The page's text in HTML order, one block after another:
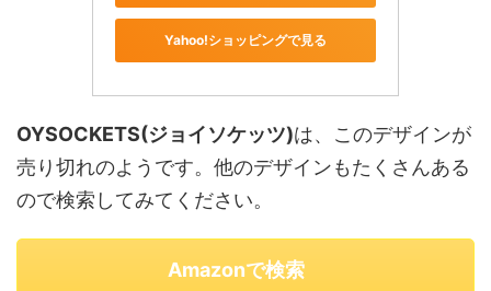
Yahoo!ショッピングで見る
OYSOCKETS(ジョイソケッツ)は、このデザインが
売り切れのようです。他のデザインもたくさんある
ので検索してみてください。
Amazonで検索